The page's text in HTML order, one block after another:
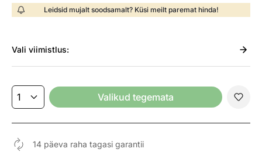
Leidsid mujalt soodsamalt? Küsi meilt paremat hinda!
Vali viimistlus:
Valikud tegemata
14 päeva raha tagasi garantii